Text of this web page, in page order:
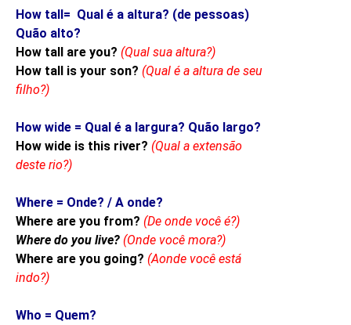
How tall= Qual é a altura? (de pessoas)
Quão alto?
How tall are you? (Qual sua altura?)
How tall is your son? (Qual é a altura de seu
filho?)
How wide = Qual é a largura? Quão largo?
How wide is this river? (Qual a extensão
deste rio?)
Where = Onde? / A onde?
Where are you from? (De onde você é?)
Where do you live? (Onde você mora?)
Where are you going? (Aonde você está
indo?)
Who = Quem?